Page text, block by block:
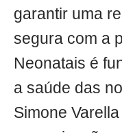
garantir uma
segura com a
Neonatais é
a saúde das
Simone